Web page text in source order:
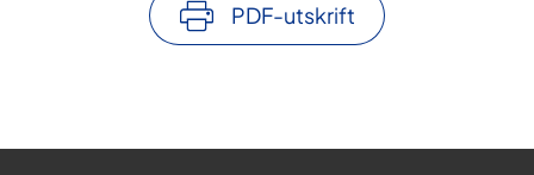
PDF-utskrift